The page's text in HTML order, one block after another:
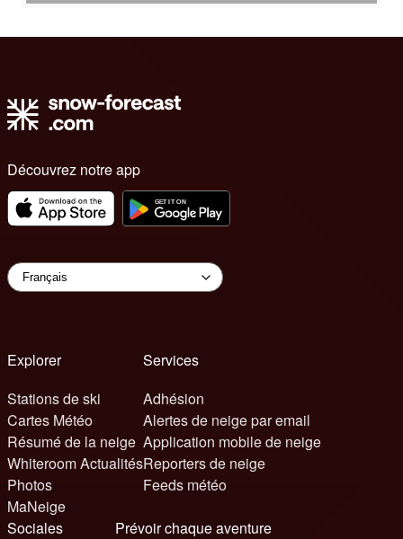
Découvrez notre app
Explorer
Stations de ski
Cartes Météo
Résumé de la neige
Whiteroom Actualités
Photos
MaNeige
Services
Adhésion
Alertes de neige par email
Application mobile de neige
Reporters de neige
Feeds météo
Sociales
Prévoir chaque aventure